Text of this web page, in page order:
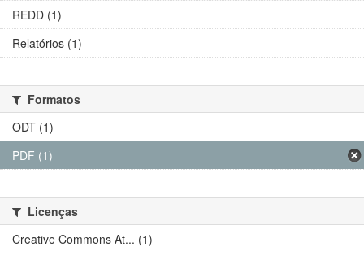
REDD (1)
Relatórios (1)
Formatos
ODT (1)
PDF (1)
Licenças
Creative Commons At... (1)